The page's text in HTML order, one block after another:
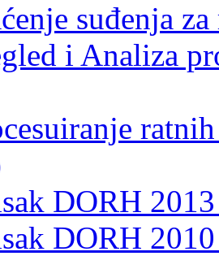
suđenja
i Analiza
DORH
DORH